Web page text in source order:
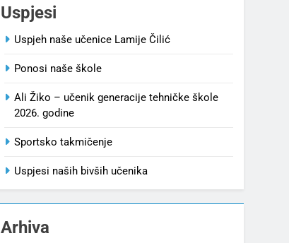
Uspjesi
Uspjeh naše učenice Lamije Čilić
Ponosi naše škole
Ali Žiko – učenik generacije tehničke škole
2026. godine
Sportsko takmičenje
Uspjesi naših bivših učenika
Arhiva